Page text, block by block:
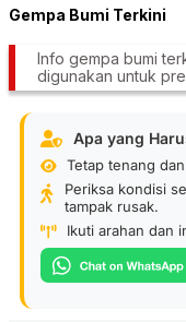
Gempa Bumi Terkini
Info gempa bumi
digunakan untuk